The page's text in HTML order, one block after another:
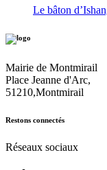
Le bâton
Mairie de Montmirail
Place Jeanne d'Arc,
51210,Montmirail
Restons connectés
Réseaux sociaux